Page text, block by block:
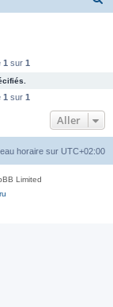
c
e
1 sur 1
1 sur 1
Aller
horaire sur UTC+02:00
Limited